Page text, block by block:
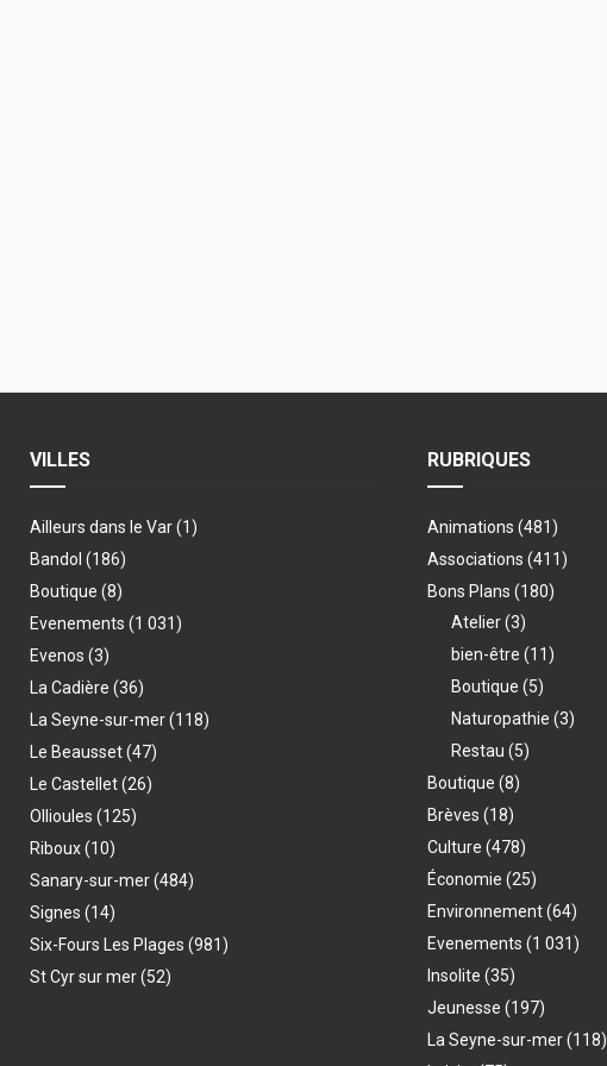
VILLES
Ailleurs dans le Var(1)
Bandol (186)
Boutique (8)
Evenements (1 031)
Evenos (3)
La Cadière (36)
La Seyne-sur-mer(118)
Le Beausset(47)
Le Castellet(26)
Ollioules (125)
Riboux(10)
Sanary-sur-mer(484)
Signes (14)
Six-Fours Les Plages (981)
St Cyr sur mer(52)
RUBRIQUES
Animations (481)
Associations (411)
Bons Plans (180)
Atelier(3)
bien-être (11)
Boutique (5)
Naturopathie (3)
Restau (5)
Boutique (8)
Brèves (18)
Culture (478)
Économie (25)
Environnement(64)
Evenements (1 031)
Insolite (35)
Jeunesse (197)
La Seyne-sur-mer(118)